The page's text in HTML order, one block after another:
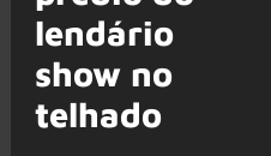
lendário
show no
telhado